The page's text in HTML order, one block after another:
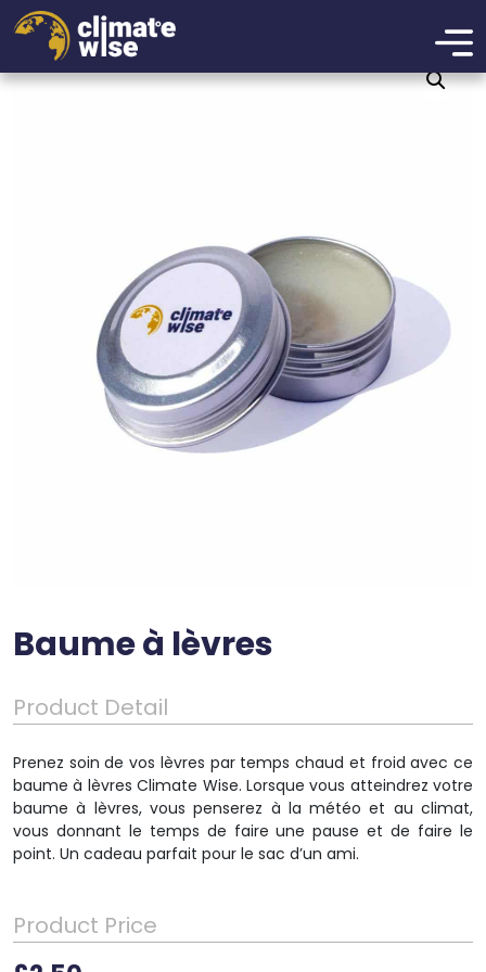
Baume à lèvres
Product Detail
Prenez soin de vos lèvres par temps chaud et froid avec ce
baume à lèvres Climate Wise. Lorsque vous atteindrez votre
baume à lèvres, vous penserez à la météo et au climat,
vous donnant le temps de faire une pause et de faire le
point. Un cadeau parfait pour le sac d’un ami.
Product Price